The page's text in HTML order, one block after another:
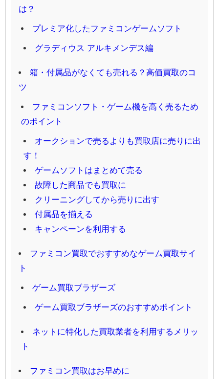
は？
プレミア化したファミコンゲームソフト
グラディウス アルキメンデス編
箱・付属品がなくても売れる？高価買取のコ
ツ
ファミコンソフト・ゲーム機を高く売るため
のポイント
オークションで売るよりも買取店に売りに出
す！
ゲームソフトはまとめて売る
故障した商品でも買取に
クリーニングしてから売りに出す
付属品を揃える
キャンペーンを利用する
ファミコン買取でおすすめなゲーム買取サイ
ト
ゲーム買取ブラザーズ
ゲーム買取ブラザーズのおすすめポイント
ネットに特化した買取業者を利用するメリッ
ト
ファミコン買取はお早めに